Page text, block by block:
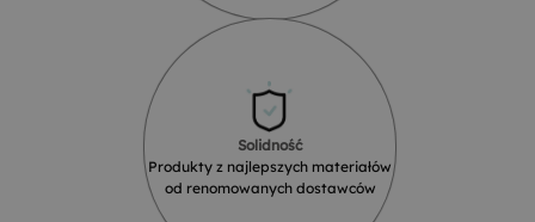
Solidność
Produkty z najlepszych materiałów
od renomowanych dostawców